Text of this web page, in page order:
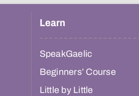
Learn
SpeakGaelic
Beginners’ Course
Little by Little